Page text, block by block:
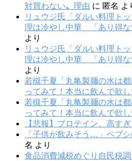
対買わない〟理由 に 匿名 よ
リュウジ氏「ダルい料理ト
理は冷やし中華 「あり得な
より
リュウジ氏「ダルい料理ト
理は冷やし中華 「あり得な
より
若槻千夏「丸亀製麺の水は
ってみて！本当に飲んで欲し
若槻千夏「丸亀製麺の水は
ってみて！本当に飲んで欲し
【悲報】プロテイン、高すぎ
「子供が飲みそう…」ペプ
名 より
食品消費減税めぐり自民税